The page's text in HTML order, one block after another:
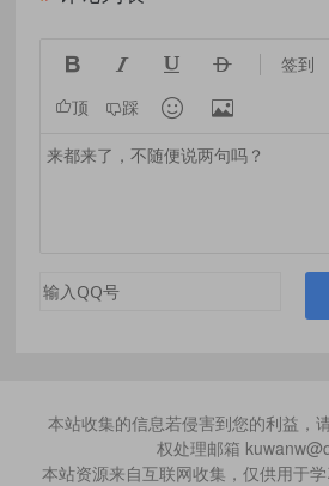
    签到
顶 踩  
本站收集的信息若侵害到您的利益，
权处理邮箱
本站资源来自互联网收集，仅供用于